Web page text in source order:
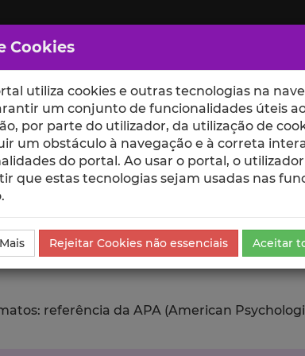
ESCOLAS
Exportar
referência da APA (American
Cookies
utiliza cookies e outras tecnologias na
um conjunto de funcionalidades úteis
por parte do utilizador, da utilização de
um obstáculo à navegação e à correta
do portal. Ao usar o portal, o
que estas tecnologias sejam usadas nas
Rejeitar Cookies não essenciais Aceitar